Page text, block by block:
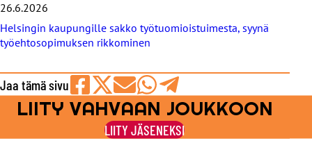
26.6.2026
Helsingin kaupungille sakko työtuomioistuimesta, syynä
työehtosopimuksen rikkominen
Jaa tämä sivu
Jaa
Facebookissa
Jaa
viestipalvelu
X:ssä
Jaa
sähköpostilla
Jaa
WhatsAppilla
Jaa
Telegramilla
LIITY VAHVAAN JOUKKOON
LIITY JÄSENEKSI